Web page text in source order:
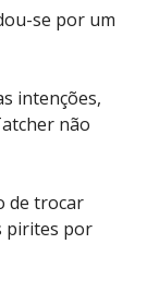
se por um
intenções,
não
de trocar
pirites por